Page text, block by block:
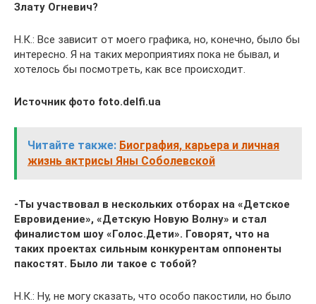
Злату Огневич?
Н.К.: Все зависит от моего графика, но, конечно, было бы
интересно. Я на таких мероприятиях пока не бывал, и
хотелось бы посмотреть, как все происходит.
Источник фото foto.delfi.ua
Читайте также: Биография, карьера и личная
жизнь актрисы Яны Соболевской
-Ты участвовал в нескольких отборах на «Детское
Евровидение», «Детскую Новую Волну» и стал
финалистом шоу «Голос.Дети». Говорят, что на
таких проектах сильным конкурентам оппоненты
пакостят. Было ли такое с тобой?
Н.К.: Ну, не могу сказать, что особо пакостили, но было